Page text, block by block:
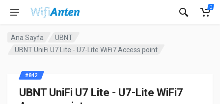
0
Ana Sayfa
UBNT
UBNT UniFi U7 Lite - U7-Lite WiFi7 Access point
UBNT UniFi U7 Lite - U7-Lite WiFi7
#842